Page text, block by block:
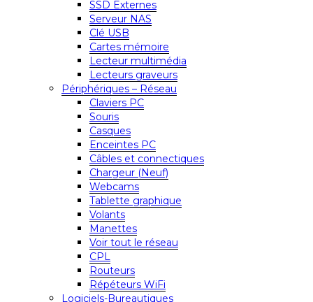
SSD Externes
Serveur NAS
Clé USB
Cartes mémoire
Lecteur multimédia
Lecteurs graveurs
Périphériques – Réseau
Claviers PC
Souris
Casques
Enceintes PC
Câbles et connectiques
Chargeur (Neuf)
Webcams
Tablette graphique
Volants
Manettes
Voir tout le réseau
CPL
Routeurs
Répéteurs WiFi
Logiciels-Bureautiques